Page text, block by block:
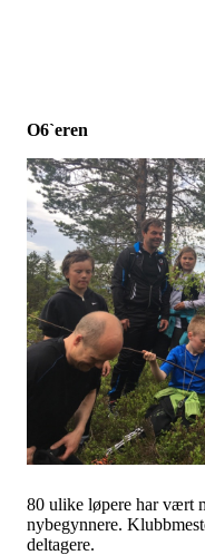
O6`eren
80 ulike løpere har vært
nybegynnere.
deltagere.